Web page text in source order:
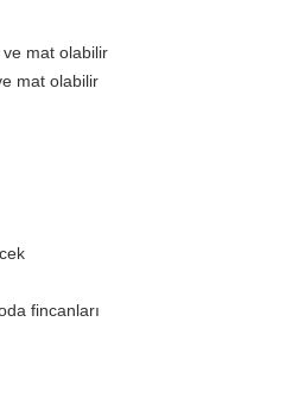
ve mat olabilir
mat olabilir
fincanları